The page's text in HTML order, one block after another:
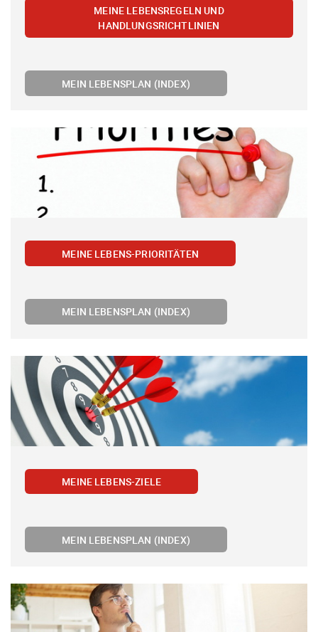
MEINE LEBENSREGELN UND
HANDLUNGSRICHTLINIEN
MEIN LEBENSPLAN (INDEX)
MEINE LEBENS-PRIORITÄTEN
MEIN LEBENSPLAN (INDEX)
MEINE LEBENS-ZIELE
MEIN LEBENSPLAN (INDEX)